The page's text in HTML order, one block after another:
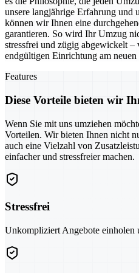
unsere langjährige Erfahrung und
können wir Ihnen eine
garantieren. So wird Ihr Umzug
stressfrei und zügig abgewickelt –
endgültigen Einrichtung am neuen
Features
Diese Vorteile bieten wir
Wenn Sie mit uns umziehen
Vorteilen. Wir bieten Ihnen nicht
auch eine Vielzahl von
einfacher und stressfreier machen.
Stressfrei
Unkompliziert Angebote einholen